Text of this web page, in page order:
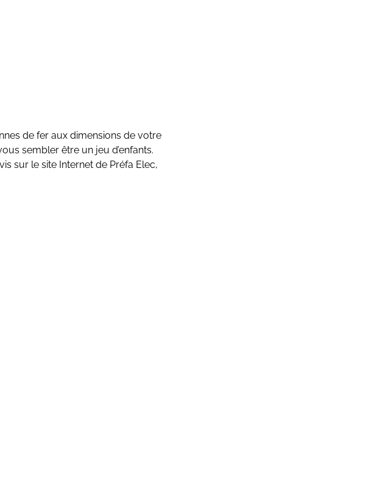
de fer aux dimensions de votre
sembler être un jeu d’enfants.
sur le site Internet de Préfa Elec,